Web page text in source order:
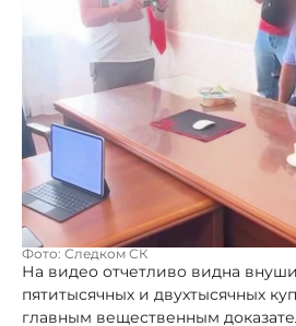
Фото: Следком СК
На видео отчетливо видна
пятитысячных и двухтысячных
главным вещественным